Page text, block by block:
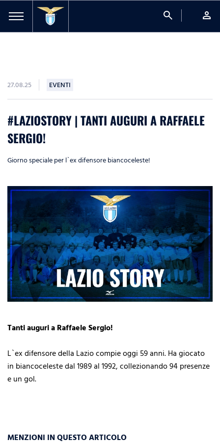
search person
27.08.25 EVENTI
#LAZIOSTORY | TANTI AUGURI A RAFFAELE
SERGIO!
Giorno speciale per l`ex difensore biancoceleste!
Tanti auguri a Raffaele Sergio!
L`ex difensore della Lazio compie oggi 59 anni. Ha giocato
in biancoceleste dal 1989 al 1992, collezionando 94 presenze
e un gol.
MENZIONI IN QUESTO ARTICOLO